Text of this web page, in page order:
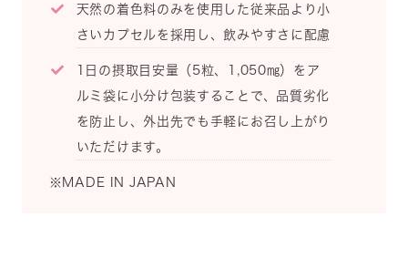
天然の着色料のみを使用した従来品より小
さいカプセルを採用し、飲みやすさに配慮
1⽇の摂取⽬安量（5粒、1,050㎎）をア
ルミ袋に⼩分け包装することで、品質劣化
を防⽌し、外出先でも⼿軽にお召し上がり
いただけます。
※MADE IN JAPAN